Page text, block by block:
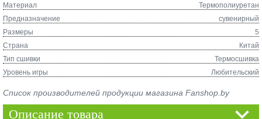
Материал
Термополиуретан
Предназначение
сувенирный
Размеры
5
Страна
Китай
Тип сшивки
Термосшивка
Уровень игры
Любительский
Список производителей продукции магазина Fanshop.by
Описание товара